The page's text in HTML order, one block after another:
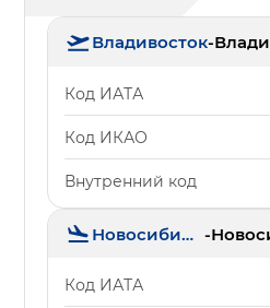
Владивосток-
Код ИАТА
Код ИКАО
Внутренний код
Новосибирск -
Код ИАТА